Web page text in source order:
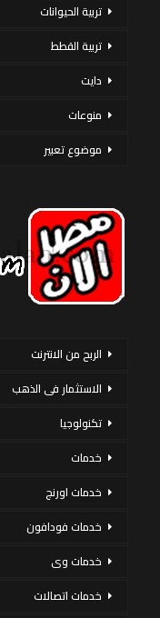
تربية الحيوانات
تربية القطط
دايت
منوعات
موضوع تعبير
الربح من الانترنت
الاستثمار فى الذهب
تكنولوجيا
خدمات
خدمات اورنج
خدمات فودافون
خدمات وى
خدمات اتصالات